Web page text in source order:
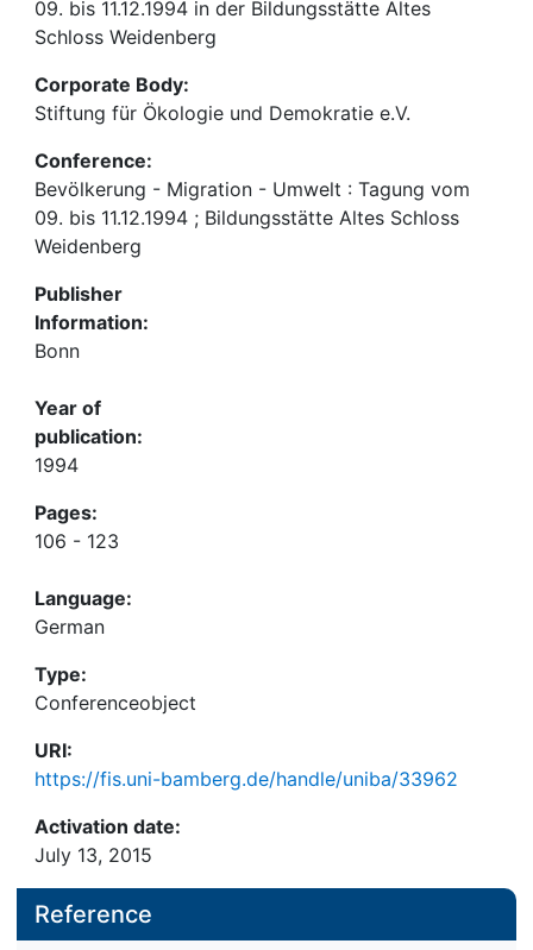
09. bis 11.12.1994 in der Bildungsstätte Altes
Schloss Weidenberg
Corporate Body:
Stiftung für Ökologie und Demokratie e.V.
Conference:
Bevölkerung - Migration - Umwelt : Tagung vom
09. bis 11.12.1994 ; Bildungsstätte Altes Schloss
Weidenberg
Publisher
Information:
Bonn
Year of
publication:
1994
Pages:
106 - 123
Language:
German
Type:
Conferenceobject
URI:
https://fis.uni-bamberg.de/handle/uniba/33962
Activation date:
July 13, 2015
Reference